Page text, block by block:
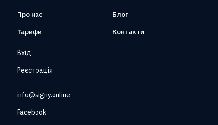
Про нас
Тарифи
Блог
Контакти
Вхід
Реєстрація
info@signy.online
Facebook